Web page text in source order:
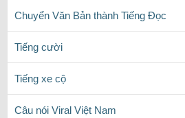
Chuyển Văn Bản thành Tiếng Đọc
Tiếng cười
Tiếng xe cộ
Câu nói Viral Việt Nam